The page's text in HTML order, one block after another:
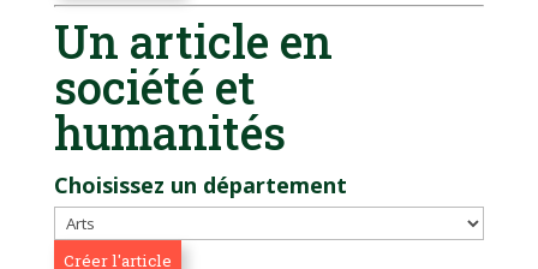
Un article en
société et
humanités
Choisissez un département